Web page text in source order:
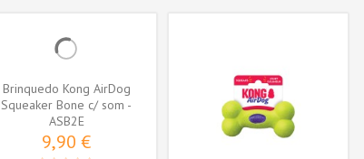
Brinquedo Kong AirDog
Squeaker Bone c/ som -
Medium (ASB2E)
ASB2E
9,90 €